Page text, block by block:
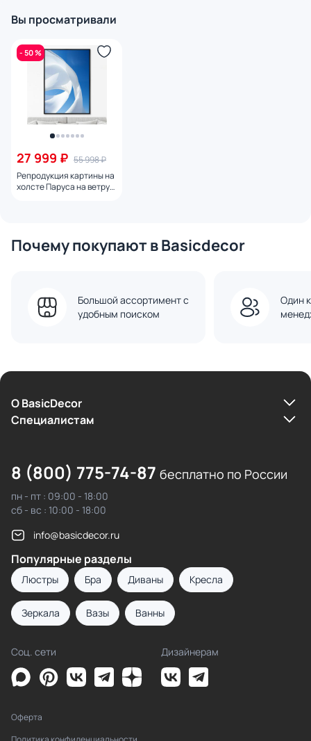
Вы просматривали
- 50 %
27 999 ₽ 55 998 ₽
Репродукция картины на
холсте Паруса на ветру
Почему покупают в Basicdecor
Большой ассортимент с
удобным поиском
Один
О BasicDecor
Cпециалистам
8 (800) 775-74-87 бесплатно по России
пн - пт : 09:00 - 18:00
сб - вс : 10:00 - 18:00
info@basicdecor.ru
Популярные разделы
Люстры Бра Диваны Кресла
Зеркала Вазы Ванны
Соц. сети Дизайнерам
Оферта